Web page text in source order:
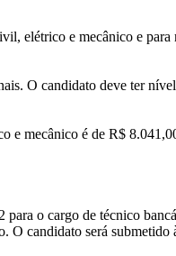
elétrico e mecânico e
O candidato deve ter
mecânico é de R$
o cargo de técnico
candidato será